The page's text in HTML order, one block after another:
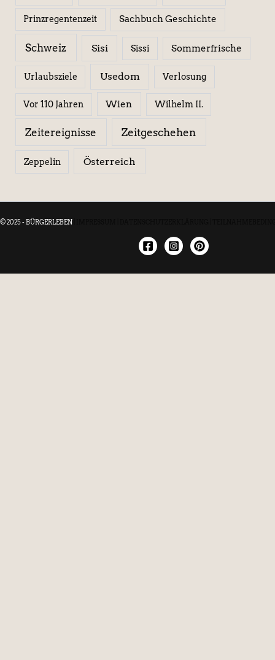
Prinzregentenzeit Sachbuch Geschichte
Schweiz Sisi Sissi Sommerfrische
Urlaubsziele Usedom Verlosung
Vor 110 Jahren Wien Wilhelm II.
Zeitereignisse Zeitgeschehen
Zeppelin Österreich
© 2025 - BÜRGERLEBEN